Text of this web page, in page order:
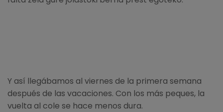
Y así llegábamos al viernes de la primera semana
después de las vacaciones. Con los más peques, la
vuelta al cole se hace menos dura.